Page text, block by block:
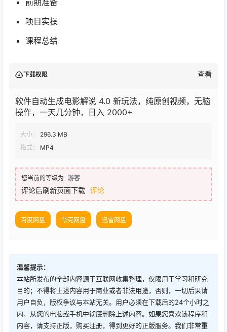
项目实操
课程总结
下载权限 查看
软件自动生成电影解说 4.0 新玩法，纯原创视频，无脑
操作，一天几分钟，日入 2000+
大小：
296.3 MB
格式：
MP4
您当前的等级为 游客
评论后刷新页面下载 评论
百度网盘 夸克网盘 迅雷网盘
温馨提示：
本站所发布的全部内容源于互联网收集整理，仅限用于学习和研究
目的；不得将上述内容用于商业或者非法用途，否则，一切后果请
用户自负，版权争议与本站无关。用户必须在下载后的24个小时之
内，从您的电脑或手机中彻底删除上述内容。如果您喜欢该程序和
内容，请支持正版，购买注册，得到更好的正版服务。我们非常重